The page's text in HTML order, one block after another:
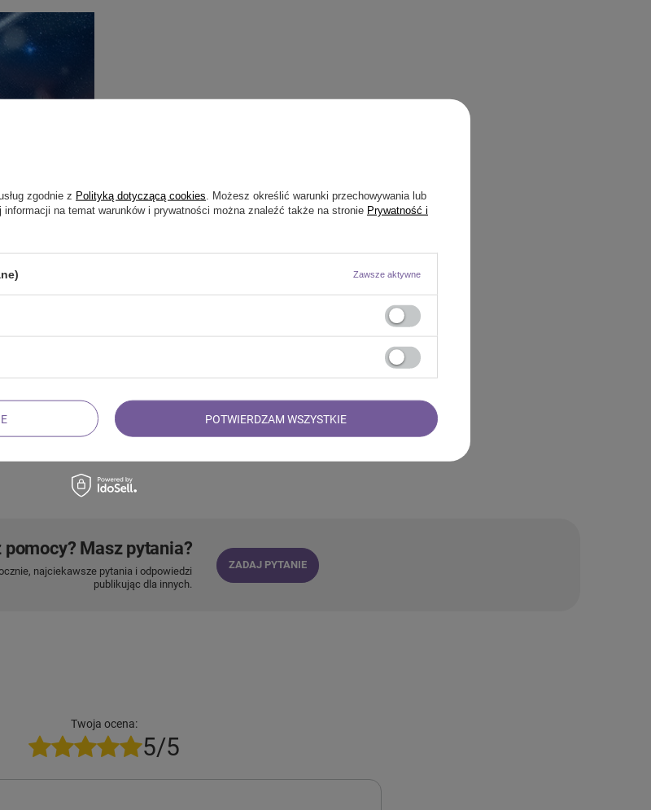
takie
dlaczego
Masz pytania?
najciekawsze pytania i odpowiedzi
publikując dla innych.
ZADAJ PYTANIE
Twoja ocena:
5/5
zgodnie z Polityką dotyczącą cookies . Możesz określić warunki przechowywania lub
na temat warunków i prywatności można znaleźć także na stronie Prywatność i
Zawsze aktywne
POTWIERDZAM WSZYSTKIE